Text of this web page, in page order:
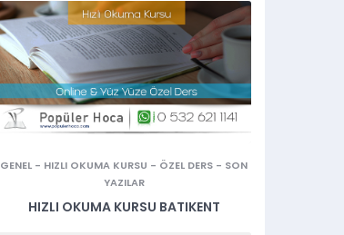
GENEL - HIZLI OKUMA KURSU - ÖZEL DERS - SON
YAZILAR
HIZLI OKUMA KURSU BATIKENT